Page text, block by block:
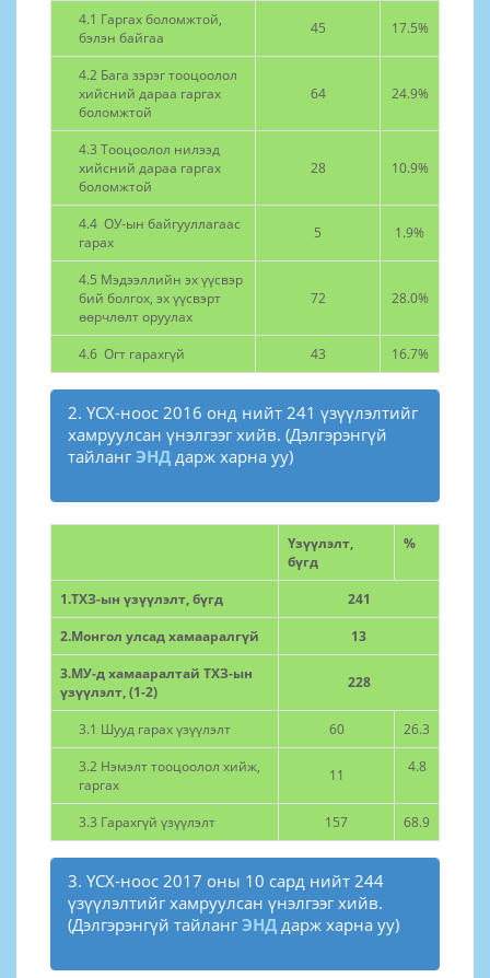
4.1 Гаргах боломжтой,
бэлэн байгаа
45 17.5%
4.2 Бага зэрэг тооцоолол
хийсний дараа гаргах
боломжтой
64 24.9%
4.3 Тооцоолол нилээд
хийсний дараа гаргах
боломжтой
28 10.9%
4.4 ОУ-ын байгууллагаас
гарах
5 1.9%
4.5 Мэдээллийн эх үүсвэр
бий болгох, эх үүсвэрт
өөрчлөлт оруулах
72 28.0%
4.6 Огт гарахгүй 43 16.7%
2. ҮСХ-ноос 2016 онд нийт 241 үзүүлэлтийг
хамруулсан үнэлгээг хийв. (Дэлгэрэнгүй
тайланг ЭНД дарж харна уу)
Үзүүлэлт,
бүгд
%
1.ТХЗ-ын үзүүлэлт, бүгд
241
2.Монгол улсад хамааралгүй
13
3.МУ-д хамааралтай ТХЗ-ын
үзүүлэлт, (1-2)
228
3.1 Шууд гарах үзүүлэлт 60
26.3
3.2 Нэмэлт тооцоолол хийж,
гаргах
11 4.8
3.3 Гарахгүй үзүүлэлт 157 68.9
3. ҮСХ-ноос 2017 оны 10 сард нийт 244
үзүүлэлтийг хамруулсан үнэлгээг хийв.
(Дэлгэрэнгүй тайланг ЭНД дарж харна уу)